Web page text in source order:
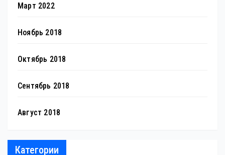
Март 2022
Ноябрь 2018
Октябрь 2018
Сентябрь 2018
Август 2018
Категории